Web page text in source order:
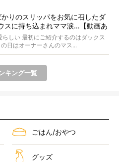
りのスリッパをお気に召したダ
スに持ち込まれママ涙…【動画あ
らしい 最初にご紹介するのはダックス
日はオーナーさんのマス...
キング一覧
ごはん/おやつ
グッズ